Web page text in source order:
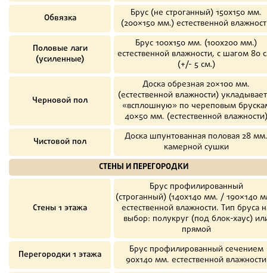
Обвязка
Брус (не строганный) 150х150 мм.
(200×150 мм.) естественной
Половые лаги
(усиленные)
Брус 100х150 мм. (100х200 мм.)
естественной влажности, с шагом 80
(+/- 5 см.)
Черновой пол
Доска обрезная 20×100 мм.
(естественной влажности)
«всплошную» по череповым
40×50 мм. (естественной влажности)
Чистовой пол
Доска шпунтованная половая 28 мм.
камерной сушки
СТЕНЫ И ПЕРЕГОРОДКИ
Стены 1 этажа
Брус профилированный
(строганный) (140х140 мм. / 190×140
естественной влажности. Тип бруса
выбор: полукруг (под блок-хаус)
прямой
Перегородки 1 этажа
Брус профилированный сечением
90х140 мм. естественной влажности